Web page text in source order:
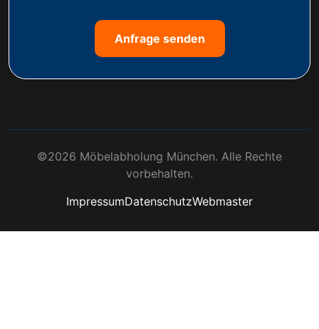
Anfrage senden
©2026 Möbelabholung München. Alle Rechte
vorbehalten.
ImpressumDatenschutzWebmaster